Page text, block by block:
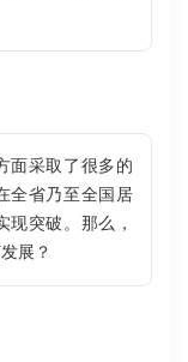
面采取了很多的
全省乃至全国居
现突破。那么，
展？